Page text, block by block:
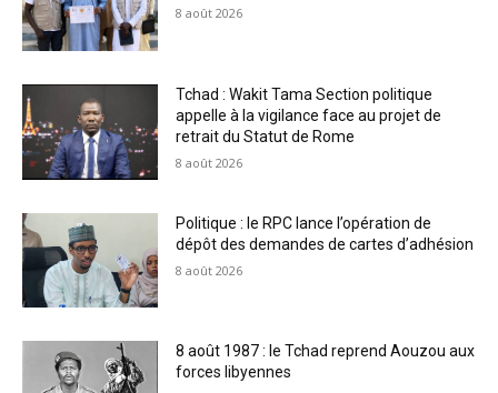
8 août 2026
Tchad : Wakit Tama Section politique
appelle à la vigilance face au projet de
retrait du Statut de Rome
8 août 2026
Politique : le RPC lance l’opération de
dépôt des demandes de cartes d’adhésion
8 août 2026
8 août 1987 : le Tchad reprend Aouzou aux
forces libyennes